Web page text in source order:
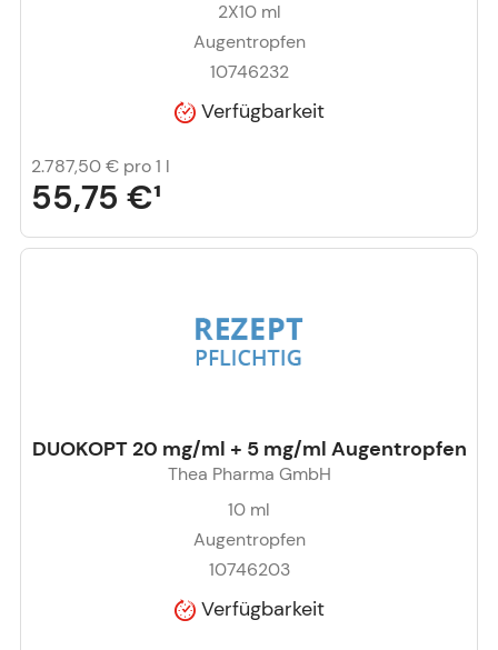
2X10ml
Augentropfen
10746232
Verfügbarkeit
55,75 €¹
2.787,50 € pro 1 l
DUOKOPT 20 mg/ml + 5 mg/ml Augentropfen
Thea Pharma GmbH
10 ml
Augentropfen
10746203
Verfügbarkeit